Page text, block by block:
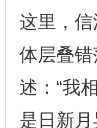
这里，
体层叠
述：“我
是日新